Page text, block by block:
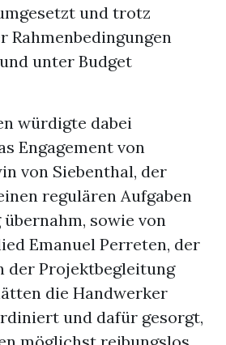
und trotz
Rahmenbedingungen
unter Budget
würdigte dabei
Engagement von
von Siebenthal, der
regulären Aufgaben
sowie von
Emanuel Perreten, der
der Projektbegleitung
die Handwerker
und dafür gesorgt,